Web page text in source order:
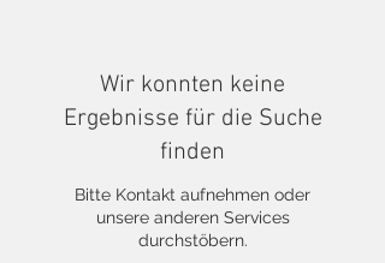
Wir konnten keine
Ergebnisse für die Suche
finden
Bitte Kontakt aufnehmen oder
unsere anderen Services
durchstöbern.